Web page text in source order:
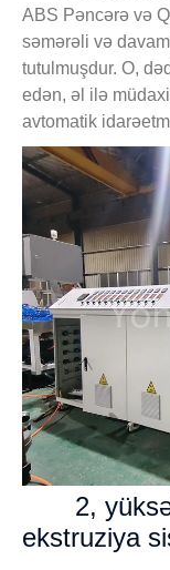
ABS Pəncərə və
səmərəli və
tutulmuşdur. O,
edən, əl ilə
avtomatik
2,
ekstruziya